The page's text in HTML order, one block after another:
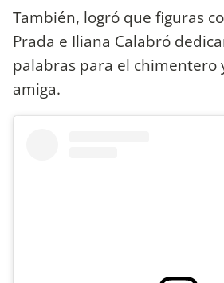
También, logró que figuras
Prada e Iliana Calabró
palabras para el chimentero
amiga.